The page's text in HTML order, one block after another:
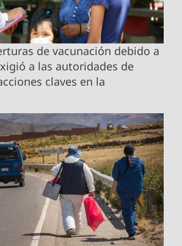
de vacunación debido a
a las autoridades de
claves en la